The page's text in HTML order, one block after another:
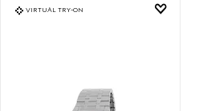
VIRTUAL TRY-ON